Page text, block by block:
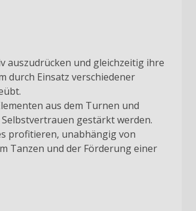
auszudrücken und gleichzeitig ihre
durch Einsatz verschiedener
aus dem Turnen und
gestärkt werden.
profitieren, unabhängig von
Tanzen und der Förderung einer